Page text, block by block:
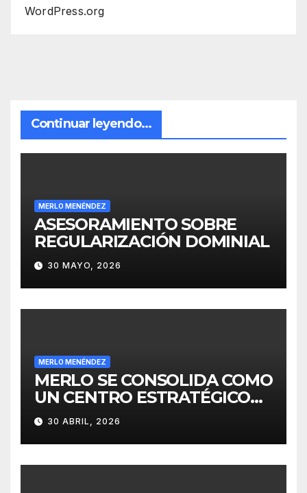
WordPress.org
Continuar leyendo...
MERLO MENÉNDEZ
ASESORAMIENTO SOBRE
REGULARIZACIÓN DOMINIAL
30 MAYO, 2026
MERLO MENÉNDEZ
MERLO SE CONSOLIDA COMO
UN CENTRO ESTRATÉGICO
PARA EL DESARROLLO DE
INVERSIONES
30 ABRIL, 2026